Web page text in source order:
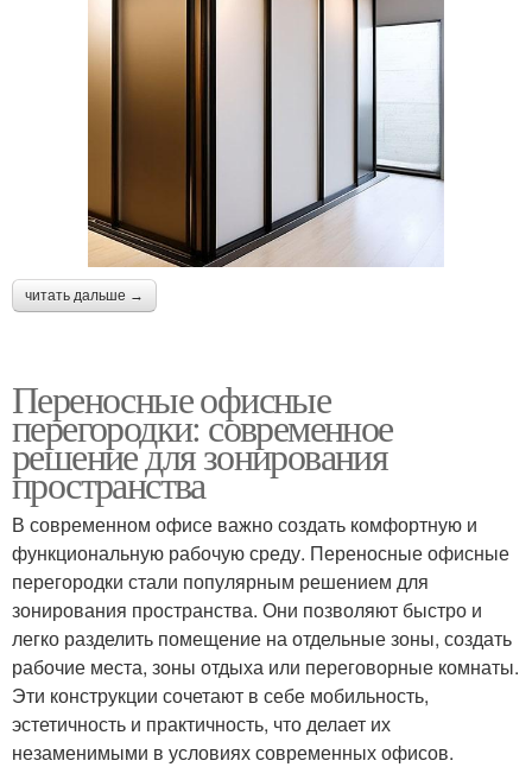
читать дальше →
Переносные офисные
перегородки: современное
решение для зонирования
пространства
В современном офисе важно создать комфортную и
функциональную рабочую среду. Переносные офисные
перегородки стали популярным решением для
зонирования пространства. Они позволяют быстро и
легко разделить помещение на отдельные зоны, создать
рабочие места, зоны отдыха или переговорные комнаты.
Эти конструкции сочетают в себе мобильность,
эстетичность и практичность, что делает их
незаменимыми в условиях современных офисов.